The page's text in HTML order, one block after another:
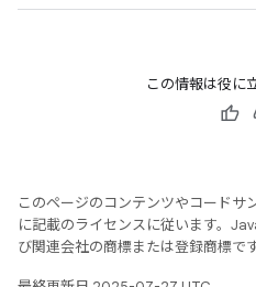
この情報は役に
このページのコンテンツやコードサ
に記載のライセンスに従います。
び関連会社の商標または登録商標です